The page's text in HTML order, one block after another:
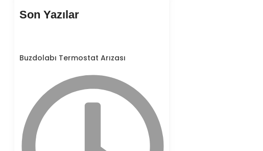
Son Yazılar
Buzdolabı Termostat Arızası